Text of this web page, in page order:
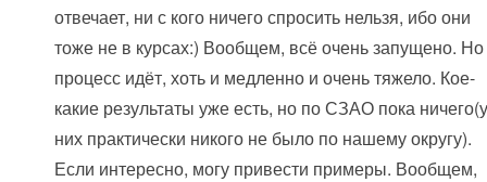
отвечает, ни с кого ничего спросить нельзя, ибо они
тоже не в курсах:) Вообщем, всё очень запущено. Но
процесс идёт, хоть и медленно и очень тяжело. Кое-
какие результаты уже есть, но по СЗАО пока
них практически никого не было по нашему округу).
Если интересно, могу привести примеры. Вообщем,